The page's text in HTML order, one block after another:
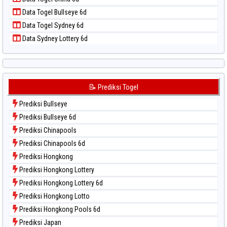
Data Togel Pcso
Data Togel Sao Paulo
Data Togel Singapore
Data Togel Sydney
Data Togel Sydney Lottery
Data Togel Sydney Lottery 6d
Data Togel Sydney Lotto
Data Togel Sydney Pools 6d
Data Togel Taipei
Data Togel Taiwan
Data Togel Bullseye 6d
Data Togel Sydney 6d
Data Sydney Lottery 6d
📝 Prediksi Togel
Prediksi Bullseye
Prediksi Bullseye 6d
Prediksi Chinapools
Prediksi Chinapools 6d
Prediksi Hongkong
Prediksi Hongkong Lottery
Prediksi Hongkong Lottery 6d
Prediksi Hongkong Lotto
Prediksi Hongkong Pools 6d
Prediksi Japan